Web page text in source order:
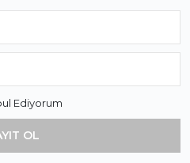
Ediyorum